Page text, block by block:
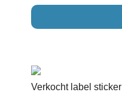
Verkocht label sticker